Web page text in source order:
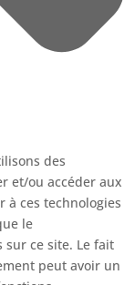
des
et/ou accéder aux
à ces technologies
le
sur ce site. Le fait
peut avoir un